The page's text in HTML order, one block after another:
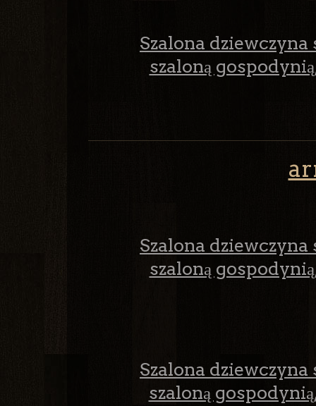
Szalona dziewczyna
szaloną
Szalona dziewczyna
szaloną
Szalona dziewczyna
szaloną